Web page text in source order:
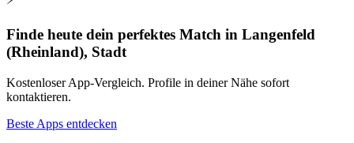
Finde heute dein perfektes Match in Langenfeld
(Rheinland), Stadt
Kostenloser App-Vergleich. Profile in deiner Nähe sofort
kontaktieren.
Beste Apps entdecken